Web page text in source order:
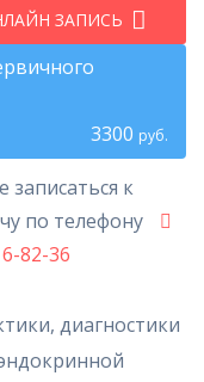
ЗАПИСЬ
3300 руб.
к
по телефону
82-36
диагностики